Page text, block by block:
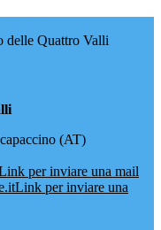
delle Quattro Valli
(AT)
per inviare una mail
Link per inviare una